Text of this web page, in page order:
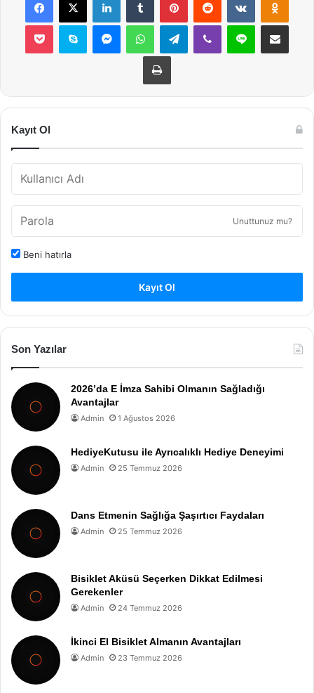
Pocket Skype MessengerWhatsAppTelegramViber Line E-Posta ile
Yazdır
Kayıt Ol
Unuttunuz mu?
Beni hatırla
Kayıt Ol
Son Yazılar
2026’da E İmza Sahibi Olmanın Sağladığı
Avantajlar
Admin 1 Ağustos 2026
HediyeKutusu ile Ayrıcalıklı Hediye Deneyimi
Admin 25 Temmuz 2026
Dans Etmenin Sağlığa Şaşırtıcı Faydaları
Admin 25 Temmuz 2026
Bisiklet Aküsü Seçerken Dikkat Edilmesi
Gerekenler
Admin 24 Temmuz 2026
İkinci El Bisiklet Almanın Avantajları
Admin 23 Temmuz 2026